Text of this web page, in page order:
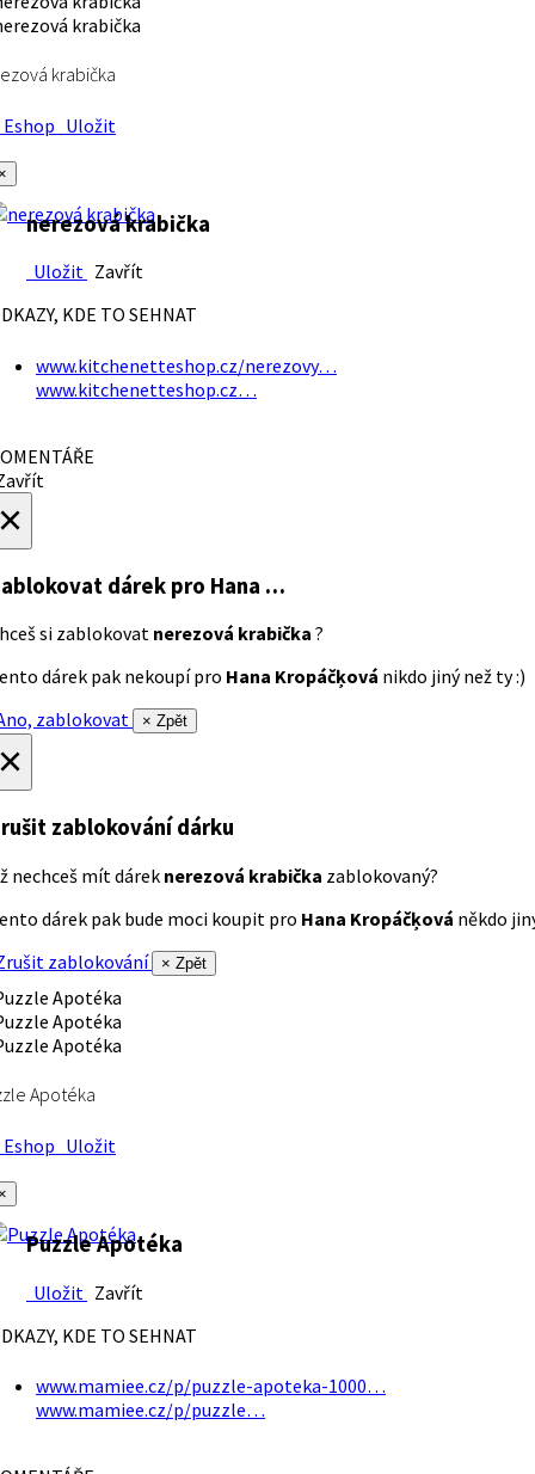
krabička
Uložit
nerezová krabička
Uložit Zavřít
KDE TO SEHNAT
www.kitchenetteshop.cz/nerezovy…
www.kitchenetteshop.cz…
dárek pro Hana …
si zablokovat nerezová krabička ?
dárek pak nekoupí pro Hana Kropáčķová nikdo jiný než ty :)
zablokovat
× Zpět
zablokování dárku
nechceš mít dárek nerezová krabička zablokovaný?
dárek pak bude moci koupit pro Hana Kropáčķová někdo
zablokování
× Zpět
Apotéka
Uložit
Puzzle Apotéka
Uložit Zavřít
KDE TO SEHNAT
www.mamiee.cz/p/puzzle-apoteka-1000…
www.mamiee.cz/p/puzzle…